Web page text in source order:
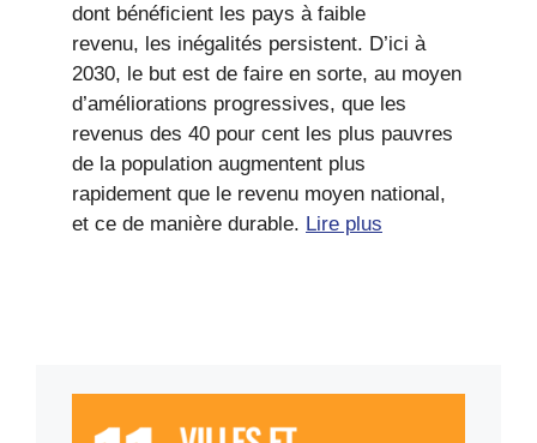
dont bénéficient les pays à faible
revenu, les inégalités persistent. D’ici à
2030, le but est de faire en sorte, au moyen
d’améliorations progressives, que les
revenus des 40 pour cent les plus pauvres
de la population augmentent plus
rapidement que le revenu moyen national,
et ce de manière durable. Lire plus